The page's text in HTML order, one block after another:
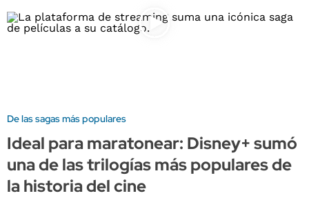
De las sagas más populares
Ideal para maratonear: Disney+ sumó
una de las trilogías más populares de
la historia del cine